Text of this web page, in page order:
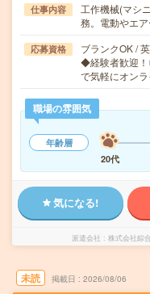
仕事内容
工作機械(マシ
務。電動やエ
応募資格
ブランクOK /
◆経験者歓迎！
で気軽にオン
職場の雰囲気
年齢層
20代
気になる!
派遣会社 株式会社綜
未読 掲載日 2026/08/06